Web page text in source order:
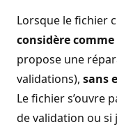
Lorsque le fichier
considère
propose une
validations), sans
Le fichier s’ouvre
de validation ou si